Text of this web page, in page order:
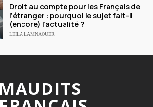
Droit au compte pour les Français de
l’étranger : pourquoi le sujet fait-il
(encore) l’actualité ?
LEILA LAMNAOUER
MAUDITS